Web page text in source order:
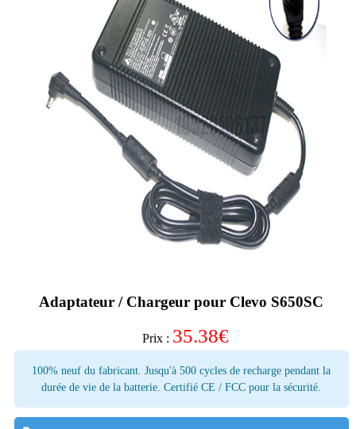
Adaptateur / Chargeur pour Clevo S650SC
Prix : 35.38€
100% neuf du fabricant. Jusqu'à 500 cycles de recharge pendant la
durée de vie de la batterie. Certifié CE / FCC pour la sécurité.